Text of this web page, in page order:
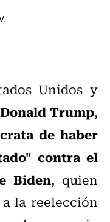
Unidos y
Donald Trump,
de haber
contra el
Biden, quien
la reelección